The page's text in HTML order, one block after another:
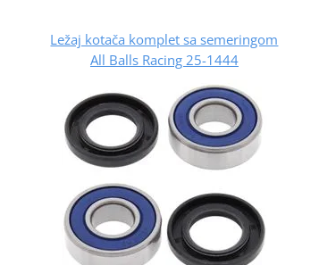
Ležaj kotača komplet sa semeringom
All Balls Racing 25-1444